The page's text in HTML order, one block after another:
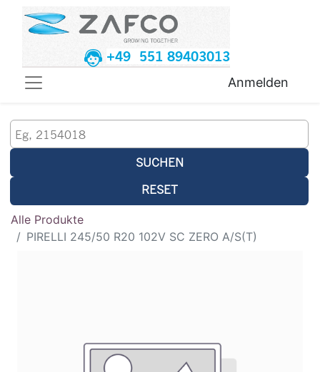
+49 551 89403013
Anmelden
SUCHEN
RESET
Alle Produkte
PIRELLI 245/50 R20 102V SC ZERO A/S(T)